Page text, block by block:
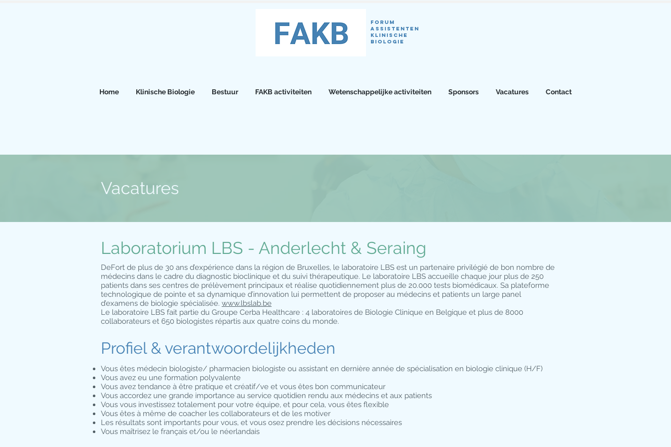
Forum
Assistenten
klinische
biologie
Home Klinische Biologie Bestuur FAKB activiteiten Wetenschappelijke activiteiten Sponsors Vacatures Contact
Vacatures
Laboratorium LBS - Anderlecht & Seraing
DeFort de plus de 30 ans d’expérience dans la région de Bruxelles, le laboratoire LBS est un partenaire privilégié de bon nombre de
médecins dans le cadre du diagnostic bioclinique et du suivi thérapeutique. Le laboratoire LBS accueille chaque jour plus de 250
patients dans ses centres de prélèvement principaux et réalise quotidiennement plus de 20.000 tests biomédicaux. Sa plateforme
technologique de pointe et sa dynamique d’innovation lui permettent de proposer au médecins et patients un large panel
d’examens de biologie spécialisée. www.lbslab.be
Le laboratoire LBS fait partie du Groupe Cerba Healthcare : 4 laboratoires de Biologie Clinique en Belgique et plus de 8000
collaborateurs et 650 biologistes répartis aux quatre coins du monde.
Profiel & verantwoordelijkheden
Vous êtes médecin biologiste/ pharmacien biologiste ou assistant en dernière année de spécialisation en biologie clinique (H/F)
Vous avez eu une formation polyvalente
Vous avez tendance à être pratique et créatif/ve et vous êtes bon communicateur
Vous accordez une grande importance au service quotidien rendu aux médecins et aux patients
Vous vous investissez totalement pour votre équipe, et pour cela, vous êtes flexible
Vous êtes à même de coacher les collaborateurs et de les motiver
Les résultats sont importants pour vous, et vous osez prendre les décisions nécessaires
Vous maîtrisez le français et/ou le néerlandais